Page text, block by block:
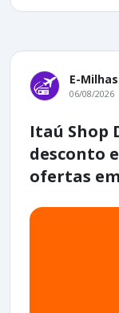
E-Milhas
06/08/2026
Itaú Shop
desconto
ofertas